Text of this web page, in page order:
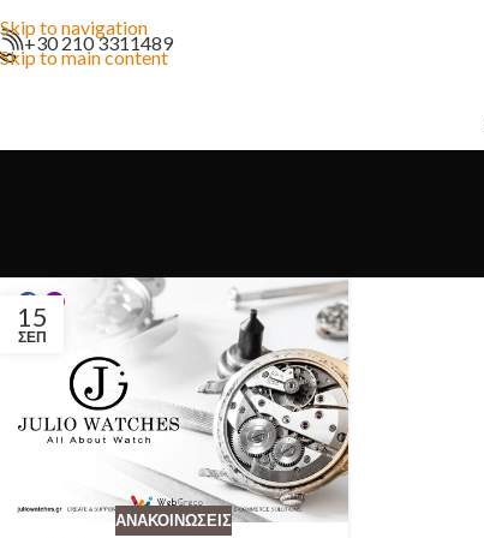
Skip to navigation
Skip to main content
+30 210 3311489
15
ΣΕΠ
ΑΝΑΚΟΙΝΏΣΕΙΣ